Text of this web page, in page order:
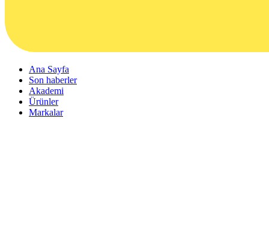
Ana Sayfa
Son haberler
Akademi
Ürünler
Markalar